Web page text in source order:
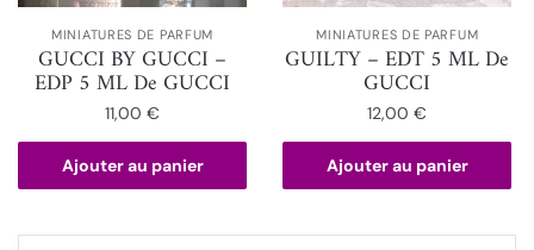
MINIATURES DE PARFUM
GUCCI BY GUCCI –
EDP 5 ML De GUCCI
11,00€
Ajouter au panier
MINIATURES DE PARFUM
GUILTY – EDT 5 ML De
GUCCI
12,00€
Ajouter au panier